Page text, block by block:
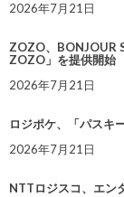
2026年7月21日
ZOZO、BONJOUR
ZOZO」を提供開始
2026年7月21日
ロジポケ、「パスキ
2026年7月21日
NTTロジスコ、エン